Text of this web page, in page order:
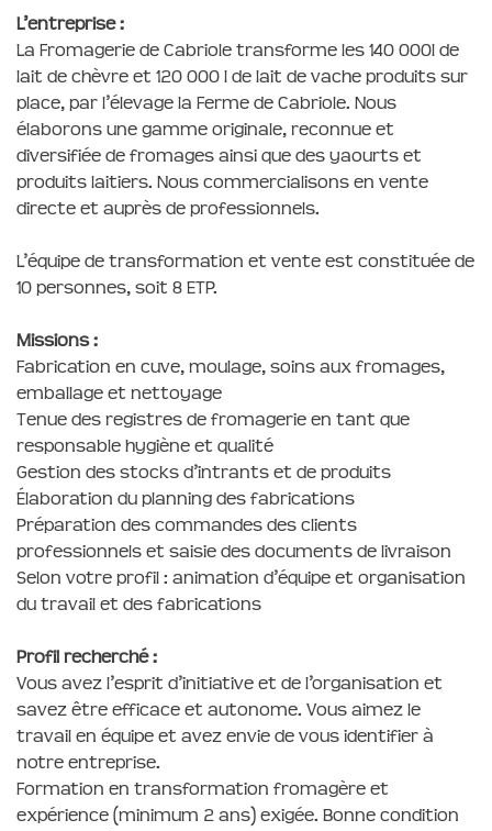
L’entreprise :
La Fromagerie de Cabriole transforme les 140 000l de
lait de chèvre et 120 000 l de lait de vache produits sur
place, par l’élevage la Ferme de Cabriole. Nous
élaborons une gamme originale, reconnue et
diversifiée de fromages ainsi que des yaourts et
produits laitiers. Nous commercialisons en vente
directe et auprès de professionnels.
L’équipe de transformation et vente est constituée de
10 personnes, soit 8 ETP.
Missions :
Fabrication en cuve, moulage, soins aux fromages,
emballage et nettoyage
Tenue des registres de fromagerie en tant que
responsable hygiène et qualité
Gestion des stocks d’intrants et de produits
Élaboration du planning des fabrications
Préparation des commandes des clients
professionnels et saisie des documents de livraison
Selon votre profil : animation d’équipe et organisation
du travail et des fabrications
Profil recherché :
Vous avez l’esprit d’initiative et de l’organisation et
savez être efficace et autonome. Vous aimez le
travail en équipe et avez envie de vous identifier à
notre entreprise.
Formation en transformation fromagère et
expérience (minimum 2 ans) exigée. Bonne condition